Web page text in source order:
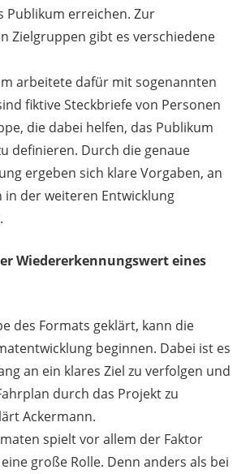
Publikum erreichen. Zur
Zielgruppen gibt es verschiedene
arbeitete dafür mit sogenannten
fiktive Steckbriefe von Personen
die dabei helfen, das Publikum
definieren. Durch die genaue
ergeben sich klare Vorgaben, an
in der weiteren Entwicklung
Wiedererkennungswert eines
des Formats geklärt, kann die
beginnen. Dabei ist es
an ein klares Ziel zu verfolgen und
durch das Projekt zu
Ackermann.
spielt vor allem der Faktor
eine große Rolle. Denn anders als bei